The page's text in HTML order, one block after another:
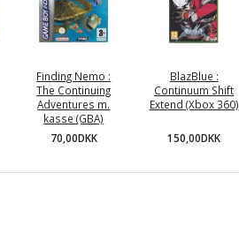
Finding Nemo :
The Continuing
Adventures m.
kasse (GBA)
70,00DKK
BlazBlue :
Continuum Shift
Extend (Xbox 360)
150,00DKK